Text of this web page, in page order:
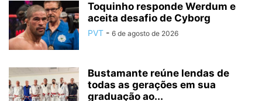
Toquinho responde Werdum e
aceita desafio de Cyborg
PVT - 6 de agosto de 2026
Bustamante reúne lendas de
todas as gerações em sua
graduação ao...